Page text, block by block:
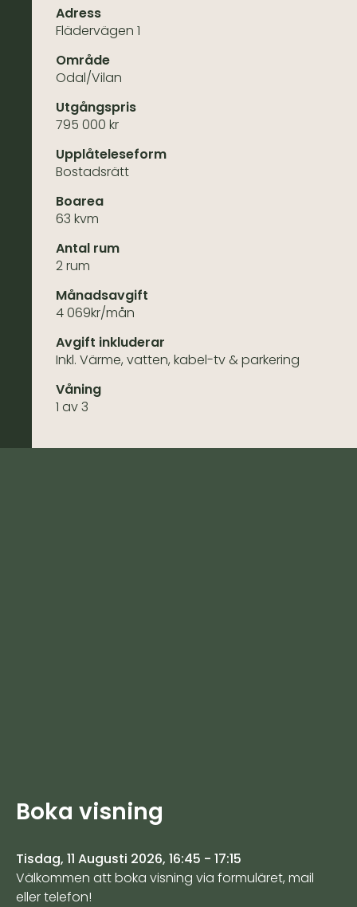
Adress
Flädervägen 1
Område
Odal/Vilan
Utgångspris
795 000 kr
Upplåteleseform
Bostadsrätt
Boarea
63 kvm
Antal rum
2 rum
Månadsavgift
4 069kr/mån
Avgift inkluderar
Inkl. Värme, vatten, kabel-tv & parkering
Våning
1 av 3
Boka visning
Tisdag, 11 Augusti 2026, 16:45 - 17:15
Välkommen att boka visning via formuläret, mail
eller telefon!